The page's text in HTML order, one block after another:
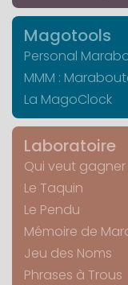
Magotools
Personal
MMM :
La MagoClock
Laboratoire
Qui veut gagner
Le Taquin
Le Pendu
Mémoire de
Jeu des Noms
Phrases à Trous